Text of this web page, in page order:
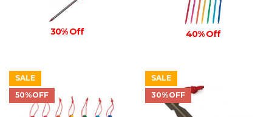
30% Off 40% Off
SALE
50%OFF
SALE
30%OFF